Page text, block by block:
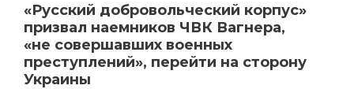
«Русский добровольческий корпус»
призвал наемников ЧВК Вагнера,
«не совершавших военных
преступлений», перейти на сторону
Украины